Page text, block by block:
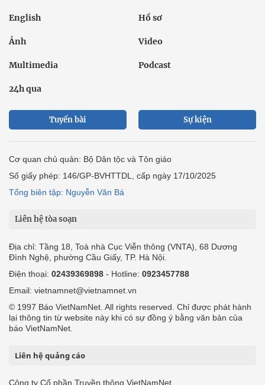
English Hồ sơ
Ảnh Video
Multimedia Podcast
24h qua
Tuyến bài Sự kiện
Cơ quan chủ quản: Bộ Dân tộc và Tôn giáo
Số giấy phép: 146/GP-BVHTTDL, cấp ngày 17/10/2025
Tổng biên tập: Nguyễn Văn Bá
Liên hệ tòa soạn
Địa chỉ: Tầng 18, Toà nhà Cục Viễn thông (VNTA), 68 Dương
Đình Nghệ, phường Cầu Giấy, TP. Hà Nội.
Điện thoại: 02439369898 - Hotline: 0923457788
Email: vietnamnet@vietnamnet.vn
© 1997 Báo VietNamNet. All rights reserved. Chỉ được phát hành
lại thông tin từ website này khi có sự đồng ý bằng văn bản của
báo VietNamNet.
Liên hệ quảng cáo
Công ty Cổ phần Truyền thông VietNamNet